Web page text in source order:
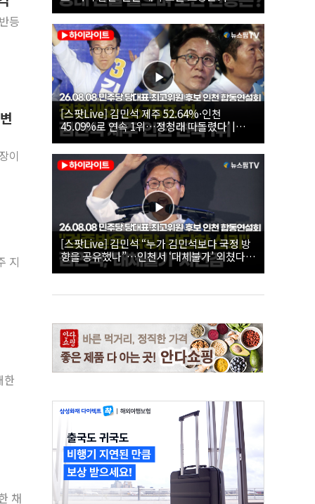
등
이
지
한
채
26.08.08 더불어민주당 당대표·최고위원 후
보 인천 합동연설회
[스팟Live] 김민석 제주 52.64%·인천
45.09%로 연속 1위…정청래 따돌렸다’ |
26.08.08 더불어민주당 당대표·최고위원 후
보 인천 합동연설회
[스팟Live] 김민석 “누가 김민석보다 국정 방
향을 공유했나”…인천서 ‘대체불가’ 외쳤다 |
26.08.08 더불어민주당 당대표·최고위원 후